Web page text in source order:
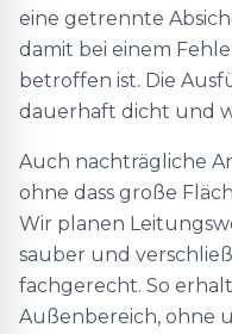
eine getrennte
damit bei einem
betroffen ist. Die
dauerhaft dicht und
Auch nachträgliche
ohne dass große
Wir planen
sauber und
fachgerecht. So
Außenbereich, ohne